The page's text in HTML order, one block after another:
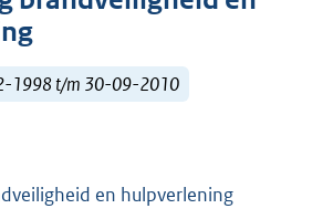
1998 t/m 30-09-2010
en hulpverlening